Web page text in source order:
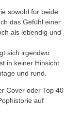
sowohl für beide
das Gefühl einer
als lebendig und
sich irgendwo
in keiner Hinsicht
und rund.
Cover oder Top 40
auf